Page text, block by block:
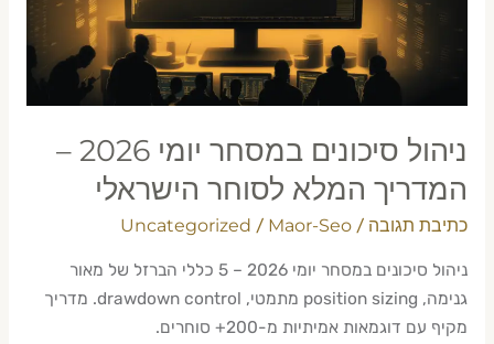
ניהול סיכונים במסחר יומי 2026 –
המדריך המלא לסוחר הישראלי
כתיבת תגובה /
Uncategorized / Maor-Seo
ניהול סיכונים במסחר יומי 2026 – 5 כללי הברזל של מאור
גנימה, position sizing מתמטי, drawdown control. מדריך
מקיף עם דוגמאות אמיתיות מ-200+ סוחרים.
המדריך